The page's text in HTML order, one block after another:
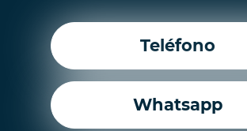
Teléfono
Whatsapp